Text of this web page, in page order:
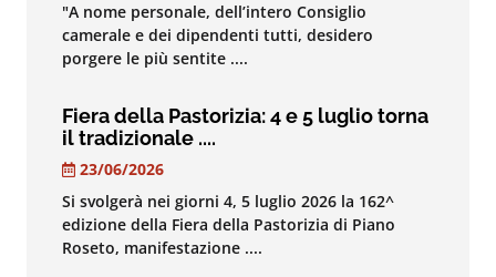
"A nome personale, dell’intero Consiglio
camerale e dei dipendenti tutti, desidero
porgere le più sentite ....
Fiera della Pastorizia: 4 e 5 luglio torna
il tradizionale ....
23/06/2026
Si svolgerà nei giorni 4, 5 luglio 2026 la 162^
edizione della Fiera della Pastorizia di Piano
Roseto, manifestazione ....